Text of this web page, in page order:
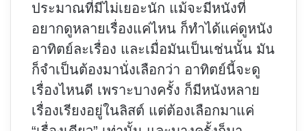
ประมาณที่มีไม่เยอะนัก แม้จะมีหนังที่
อยากดูหลายเรื่องแค่ไหน ก็ทำได้แค่ดูหนัง
อาทิตย์ละเรื่อง และเมื่อมันเป็นเช่นนั้น มัน
ก็จำเป็นต้องมานั่งเลือกว่า อาทิตย์นี้จะดู
เรื่องไหนดี เพราะบางครั้ง ก็มีหนังหลาย
เรื่องเรียงอยู่ในลิสต์ แต่ต้องเลือกมาแค่